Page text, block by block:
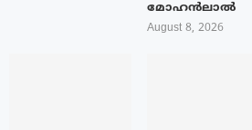
മോഹൻലാൽ
August 8, 2026